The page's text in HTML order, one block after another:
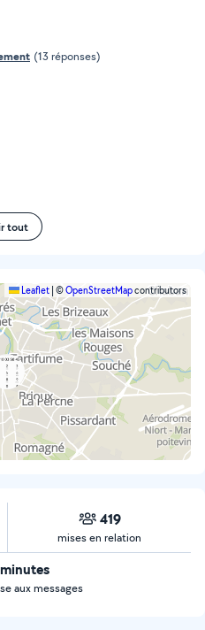
(13 réponses)
tout
Leaflet ©OpenStreetMapcontributors
419
mises en relation
aux messages